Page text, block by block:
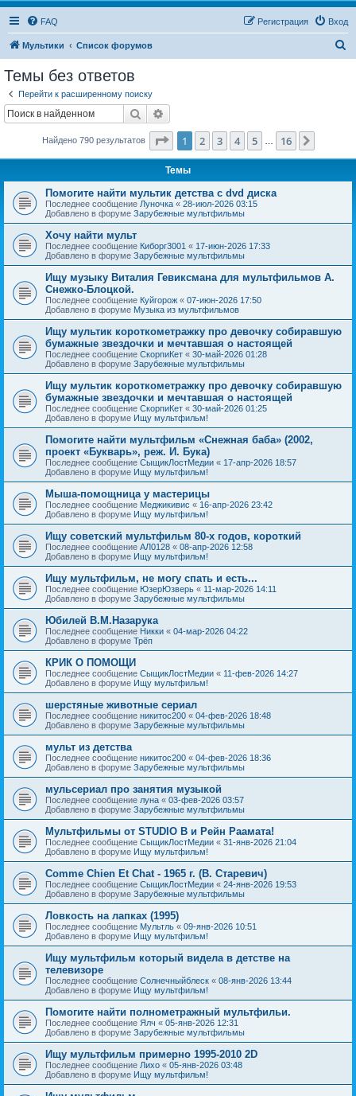
FAQ Вход
Регистрация
Мультики Список форумов
Темы без ответов
Перейти к расширенному поиску
Поиск
Найдено 790 результатов Страница из 16
1 2 3 4 5 16
Темы
Помогите найти мультик детства с dvd диска
Последнее сообщение Луночка « 28-июл-2026 03:15
Добавлено в форуме Зарубежные мультфильмы
Хочу найти мульт
Последнее сообщение Киборг3001 « 17-июн-2026 17:33
Добавлено в форуме Зарубежные мультфильмы
Ищу музыку Виталия Гевиксмана для мультфильмов А.
Снежко-Блоцкой.
Последнее сообщение Куйгорож « 07-июн-2026 17:50
Добавлено в форуме Музыка из мультфильмов
Ищу мультик короткометражку про девочку собиравшую
бумажные звездочки и мечтавшая о настоящей
Последнее сообщение СкорпиКет « 30-май-2026 01:28
Добавлено в форуме Зарубежные мультфильмы
Ищу мультик короткометражку про девочку собиравшую
бумажные звездочки и мечтавшая о настоящей
Последнее сообщение СкорпиКет « 30-май-2026 01:25
Добавлено в форуме Ищу мультфильм!
Помогите найти мультфильм «Снежная баба» (2002,
проект «Букварь», реж. И. Бука)
Последнее сообщение СыщикЛостМедии « 17-апр-2026 18:57
Добавлено в форуме Ищу мультфильм!
Мыша-помощница у мастерицы
Последнее сообщение Меджикивис « 16-апр-2026 23:42
Добавлено в форуме Ищу мультфильм!
Ищу советский мультфильм 80-х годов, короткий
Последнее сообщение АЛ0128 « 08-апр-2026 12:58
Добавлено в форуме Ищу мультфильм!
Ищу мультфильм, не могу спать и есть...
Последнее сообщение ЮзерЮзверь « 11-мар-2026 14:11
Добавлено в форуме Зарубежные мультфильмы
Юбилей В.М.Назарука
Последнее сообщение Никки « 04-мар-2026 04:22
Добавлено в форуме Трёп
КРИК О ПОМОЩИ
Последнее сообщение СыщикЛостМедии « 11-фев-2026 14:27
Добавлено в форуме Ищу мультфильм!
шерстяные животные сериал
Последнее сообщение никитос200 « 04-фев-2026 18:48
Добавлено в форуме Зарубежные мультфильмы
мульт из детства
Последнее сообщение никитос200 « 04-фев-2026 18:36
Добавлено в форуме Зарубежные мультфильмы
мульсериал про занятия музыкой
Последнее сообщение луна « 03-фев-2026 03:57
Добавлено в форуме Зарубежные мультфильмы
Мультфильмы от STUDIO B и Рейн Раамата!
Последнее сообщение СыщикЛостМедии « 31-янв-2026 21:04
Добавлено в форуме Ищу мультфильм!
Comme Chien Et Chat - 1965 г. (В. Старевич)
Последнее сообщение СыщикЛостМедии « 24-янв-2026 19:53
Добавлено в форуме Зарубежные мультфильмы
Ловкость на лапках (1995)
Последнее сообщение Мультль « 09-янв-2026 10:51
Добавлено в форуме Ищу мультфильм!
Ищу мультфильм который видела в детстве на
телевизоре
Последнее сообщение Солнечныйблеск « 08-янв-2026 13:44
Добавлено в форуме Ищу мультфильм!
Помогите найти полнометражный мультфильи.
Последнее сообщение Ялч « 05-янв-2026 12:31
Добавлено в форуме Зарубежные мультфильмы
Ищу мультфильм примерно 1995-2010 2D
Последнее сообщение Лихо « 05-янв-2026 03:48
Добавлено в форуме Ищу мультфильм!